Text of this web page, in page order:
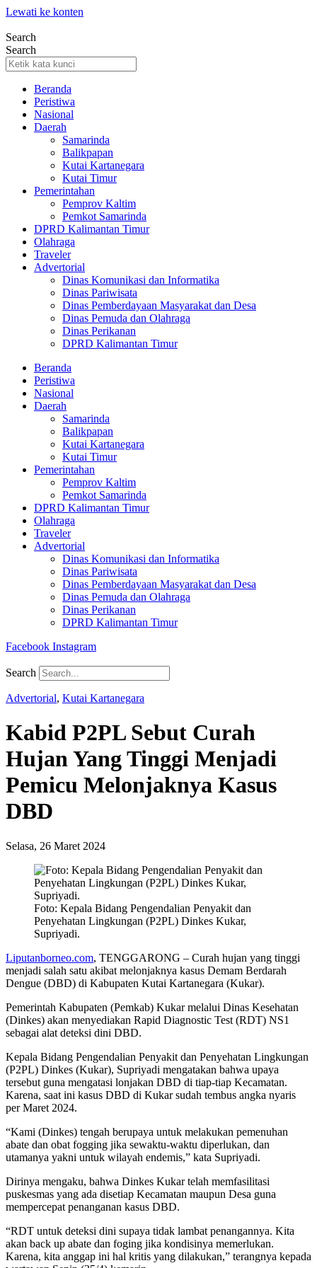
Lewati ke konten
Search
Search
Beranda
Peristiwa
Nasional
Daerah
Samarinda
Balikpapan
Kutai Kartanegara
Kutai Timur
Pemerintahan
Pemprov Kaltim
Pemkot Samarinda
DPRD Kalimantan Timur
Olahraga
Traveler
Advertorial
Dinas Komunikasi dan Informatika
Dinas Pariwisata
Dinas Pemberdayaan Masyarakat dan Desa
Dinas Pemuda dan Olahraga
Dinas Perikanan
DPRD Kalimantan Timur
Beranda
Peristiwa
Nasional
Daerah
Samarinda
Balikpapan
Kutai Kartanegara
Kutai Timur
Pemerintahan
Pemprov Kaltim
Pemkot Samarinda
DPRD Kalimantan Timur
Olahraga
Traveler
Advertorial
Dinas Komunikasi dan Informatika
Dinas Pariwisata
Dinas Pemberdayaan Masyarakat dan Desa
Dinas Pemuda dan Olahraga
Dinas Perikanan
DPRD Kalimantan Timur
Facebook Instagram
Search
Advertorial, Kutai Kartanegara
Kabid P2PL Sebut Curah
Hujan Yang Tinggi Menjadi
Pemicu Melonjaknya Kasus
DBD
Selasa, 26 Maret 2024
Foto: Kepala Bidang Pengendalian Penyakit dan
Penyehatan Lingkungan (P2PL) Dinkes Kukar,
Supriyadi.
Liputanborneo.com, TENGGARONG – Curah hujan yang tinggi
menjadi salah satu akibat melonjaknya kasus Demam Berdarah
Dengue (DBD) di Kabupaten Kutai Kartanegara (Kukar).
Pemerintah Kabupaten (Pemkab) Kukar melalui Dinas Kesehatan
(Dinkes) akan menyediakan Rapid Diagnostic Test (RDT) NS1
sebagai alat deteksi dini DBD.
Kepala Bidang Pengendalian Penyakit dan Penyehatan Lingkungan
(P2PL) Dinkes (Kukar), Supriyadi mengatakan bahwa upaya
tersebut guna mengatasi lonjakan DBD di tiap-tiap Kecamatan.
Karena, saat ini kasus DBD di Kukar sudah tembus angka nyaris
per Maret 2024.
“Kami (Dinkes) tengah berupaya untuk melakukan pemenuhan
abate dan obat fogging jika sewaktu-waktu diperlukan, dan
utamanya yakni untuk wilayah endemis,” kata Supriyadi.
Dirinya mengaku, bahwa Dinkes Kukar telah memfasilitasi
puskesmas yang ada disetiap Kecamatan maupun Desa guna
mempercepat penanganan kasus DBD.
“RDT untuk deteksi dini supaya tidak lambat penangannya. Kita
akan back up abate dan foging jika kondisinya memerlukan.
Karena, kita anggap ini hal kritis yang dilakukan,” terangnya kepada